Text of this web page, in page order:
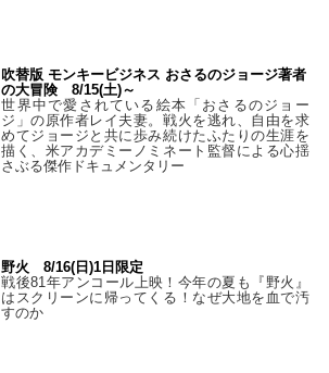
吹替版 モンキービジネス おさるのジョージ著者
の大冒険 8/15(土)～
世界中で愛されている絵本「おさるのジョー
ジ」の原作者レイ夫妻。戦火を逃れ、自由を求
めてジョージと共に歩み続けたふたりの生涯を
描く、米アカデミーノミネート監督による心揺
さぶる傑作ドキュメンタリー
野火 8/16(日)1日限定
戦後81年アンコール上映！今年の夏も『野火』
はスクリーンに帰ってくる！なぜ大地を血で汚
すのか